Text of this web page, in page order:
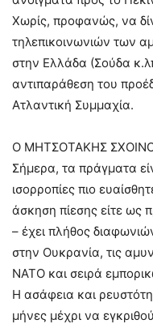
Χωρίς, προφανώς, να
τηλεπικοινωνιών των
στην Ελλάδα (Σούδα
αντιπαράθεση του
Ατλαντική Συμμαχία.
Ο ΜΗΤΣΟΤΑΚΗΣ
Σήμερα, τα πράγματα
ισορροπίες πιο
άσκηση πίεσης είτε ως
– έχει πλήθος
στην Ουκρανία, τις
ΝΑΤΟ και σειρά
Η ασάφεια και
μήνες μέχρι να